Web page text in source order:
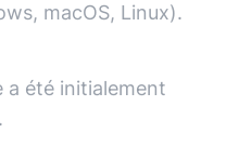
macOS, Linux).
a été initialement